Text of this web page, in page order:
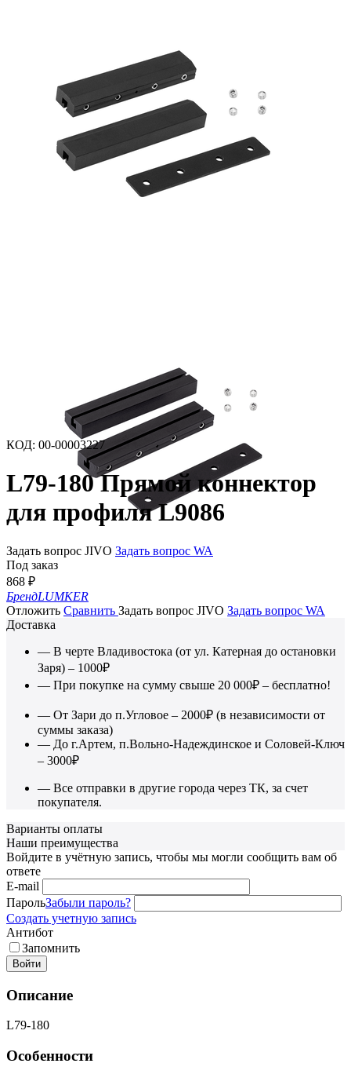
КОД: 00-00003227
L79-180 Прямой коннектор
для профиля L9086
Задать вопрос JIVO Задать вопрос WA
Под заказ
868 ₽
БрендLUMKER
Отложить Сравнить Задать вопрос JIVO Задать вопрос WA
Доставка
— В черте Владивостока (от ул. Катерная до остановки
Заря) – 1000₽
— При покупке на сумму свыше 20 000₽ – бесплатно!
— От Зари до п.Угловое – 2000₽ (в независимости от
суммы заказа)
— До г.Артем, п.Вольно-Надеждинское и Соловей-Ключ
– 3000₽
— Все отправки в другие города через ТК, за счет
покупателя.
Варианты оплаты
Наши преимущества
Войдите в учётную запись, чтобы мы могли сообщить вам об
ответе
E-mail
ПарольЗабыли пароль?
Создать учетную запись
Антибот
Запомнить
Войти
Описание
L79-180
Особенности